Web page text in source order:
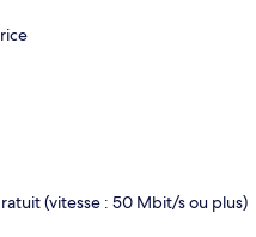
(vitesse : 50 Mbit/s ou plus)